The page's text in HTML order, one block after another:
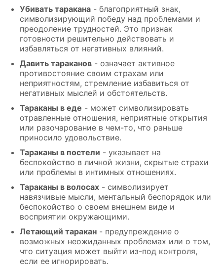
Убивать таракана - благоприятный знак,
символизирующий победу над проблемами и
преодоление трудностей. Это признак
готовности решительно действовать и
избавляться от негативных влияний.
Давить тараканов - означает активное
противостояние своим страхам или
неприятностям, стремление избавиться от
негативных мыслей и обстоятельств.
Тараканы в еде - может символизировать
отравленные отношения, неприятные открытия
или разочарование в чем-то, что раньше
приносило удовольствие.
Тараканы в постели - указывает на
беспокойство в личной жизни, скрытые страхи
или проблемы в интимных отношениях.
Тараканы в волосах - символизирует
навязчивые мысли, ментальный беспорядок или
беспокойство о своем внешнем виде и
восприятии окружающими.
Летающий таракан - предупреждение о
возможных неожиданных проблемах или о том,
что ситуация может выйти из-под контроля,
если ее игнорировать.